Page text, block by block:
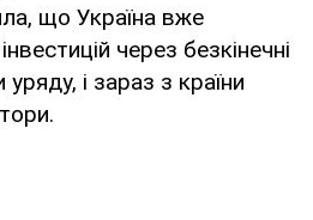
що Україна вже
через безкінечні
уряду, і зараз з країни